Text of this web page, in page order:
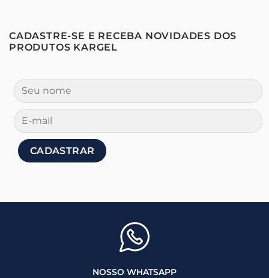
CADASTRE-SE E RECEBA NOVIDADES DOS
PRODUTOS KARGEL
NOSSO WHATSAPP